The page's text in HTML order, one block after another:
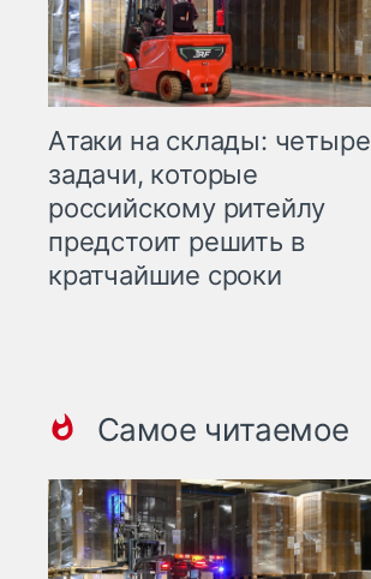
Атаки на склады: четыре
задачи, которые
российскому ритейлу
предстоит решить в
кратчайшие сроки
Самое читаемое